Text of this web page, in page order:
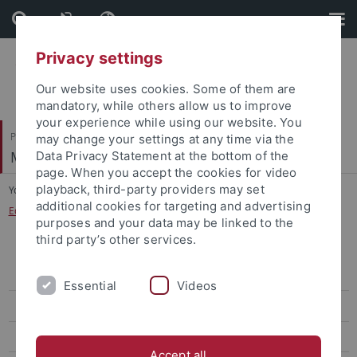
Skip
to
content
Skip
to
footer
Philosophische Fakultät
Musikwissenschaftliches Institut
You are here: Startseite
...
Edition Manfred Barbarini Lupus (Stiftsbibliothek St. Gallen)
(Steegmann/Mielke)
Edition Manfred Barbarini Lupus (Stiftsbibliothek St. Gallen)
Privacy settings
Our website uses cookies. Some of them are
mandatory, while others allow us to improve
your experience while using our website. You
may change your settings at any time via the
Data Privacy Statement at the bottom of the
page. When you accept the cookies for video
playback, third-party providers may set
additional cookies for targeting and advertising
purposes and your data may be linked to the
third party’s other services.
Essential Videos